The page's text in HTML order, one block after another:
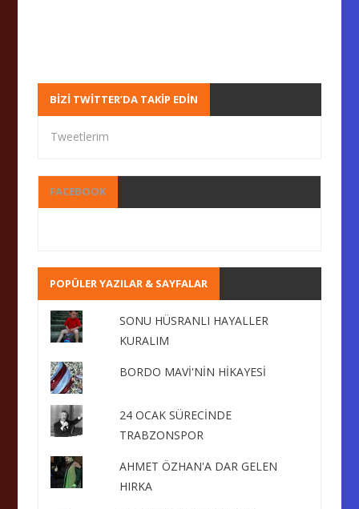
BIZI TWITTER’DA TAKIP EDIN
Tweetlerim
FACEBOOK
POPÜLER YAZILAR & SAYFALAR
SONU HÜSRANLI HAYALLER
KURALIM
BORDO MAVİ'NİN HİKAYESİ
24 OCAK SÜRECİNDE
TRABZONSPOR
AHMET ÖZHAN'A DAR GELEN
HIRKA